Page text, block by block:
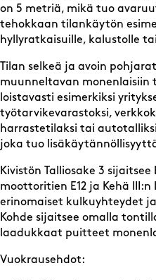
on 5 metriä, mikä tuo
tehokkaan tilankäytön
hyllyratkaisuille, kalustolle
Tilan selkeä ja avoin
muunneltavan monenlaisiin
loistavasti esimerkiksi
työtarvikevarastoksi,
harrastetilaksi tai
joka tuo
Kivistön Talliosake 3
moottoritien E12 ja Kehä
erinomaiset kulkuyhteydet
Kohde sijaitsee omalla
laadukkaat puitteet
Vuokrausehdot: